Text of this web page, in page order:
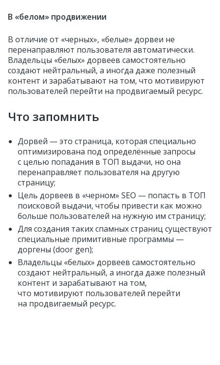
В «белом» продвижении
В отличие от «черных», «белые» дорвеи не
перенаправляют пользователя автоматически.
Владельцы «белых» дорвеев самостоятельно
создают нейтральный, а иногда даже полезный
контент и зарабатывают на том, что мотивируют
пользователей перейти на продвигаемый ресурс.
Что запомнить
Дорвей — это страница, которая специально
оптимизирована под определённые запросы
с целью попадания в ТОП выдачи, но она
перенаправляет пользователя на другую
страницу;
Цель дорвеев в «черном» SEO — попасть в ТОП
поисковой выдачи, чтобы привести как можно
больше пользователей на нужную им страницу;
Для создания таких спамных страниц существуют
специальные примитивные программы —
доргены (door gen);
Владельцы «белых» дорвеев самостоятельно
создают нейтральный, а иногда даже полезный
контент и зарабатывают на том,
что мотивируют пользователей перейти
на продвигаемый ресурс.